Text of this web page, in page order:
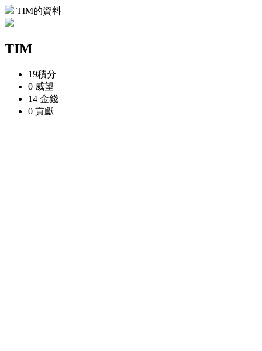
TIM的資料
TIM
19積分
0 威望
14 金錢
0 貢獻